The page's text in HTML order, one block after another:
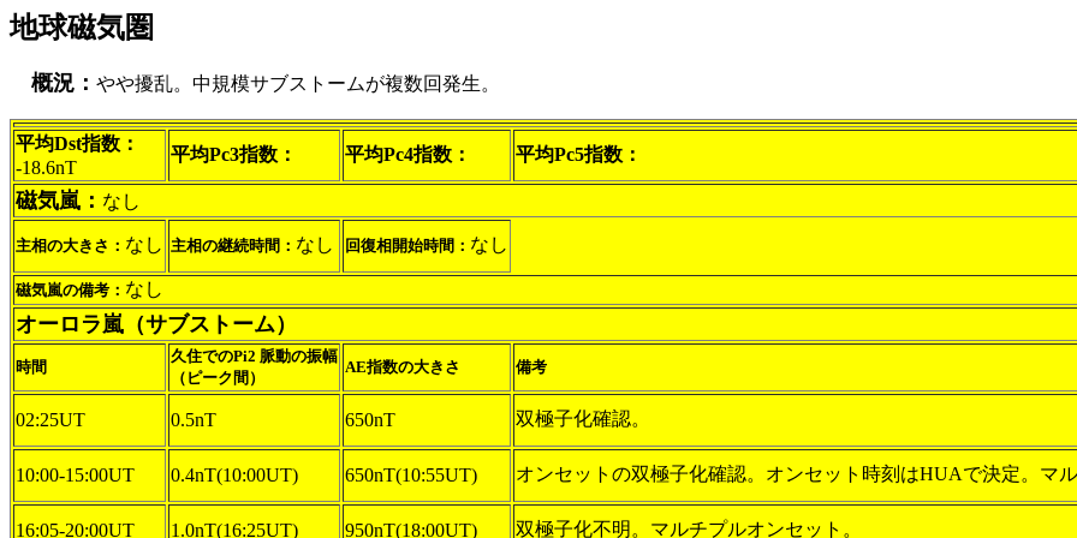
地球磁気圏
概況： やや擾乱。中規模サブストームが複数回発生。
平均Dst指数：
-18.6nT
平均Pc3指数： 平均Pc4指数： 平均Pc5指数：
磁気嵐： なし
主相の大きさ： なし 主相の継続時間： なし 回復相開始時間： なし
磁気嵐の備考： なし
オーロラ嵐（サブストーム）
時間
久住でのPi2 脈動の振幅
（ピーク間）
AE指数の大きさ 備考
02:25UT 0.5nT 650nT 双極子化確認。
10:00-15:00UT 0.4nT(10:00UT) 650nT(10:55UT) オンセットの双極子化確認。オンセット時刻はHUAで決定。マ
16:05-20:00UT 1.0nT(16:25UT) 950nT(18:00UT) 双極子化不明。マルチプルオンセット。